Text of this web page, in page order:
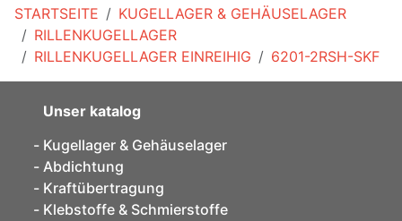
STARTSEITE
KUGELLAGER & GEHÄUSELAGER
RILLENKUGELLAGER
RILLENKUGELLAGER EINREIHIG
6201-2RSH-SKF
Unser katalog
Kugellager & Gehäuselager
Abdichtung
Kraftübertragung
Klebstoffe & Schmierstoffe